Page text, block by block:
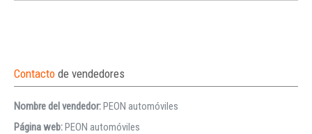
Contacto de vendedores
Nombre del vendedor:PEON automóviles
Página web:PEON automóviles